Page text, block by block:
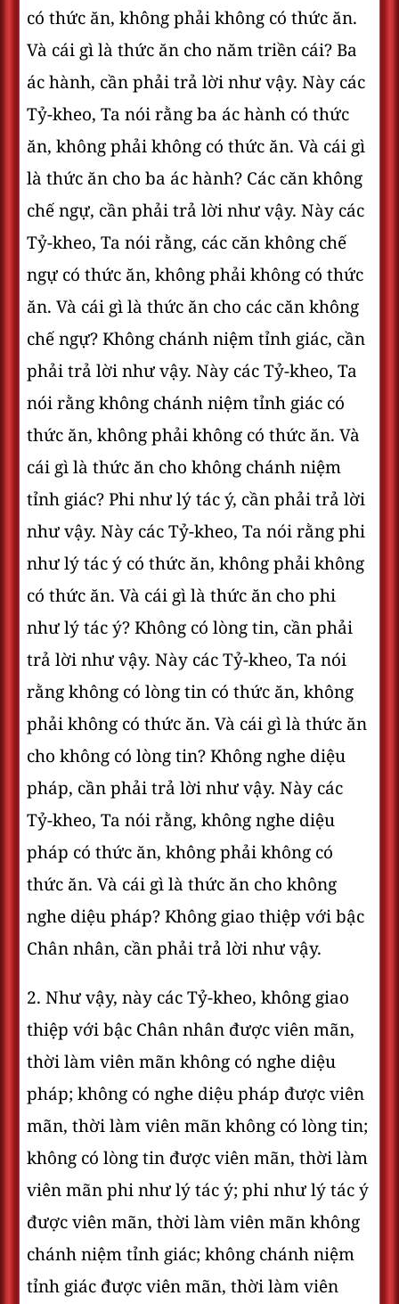
có thức ăn, không phải không có thức ăn.
Và cái gì là thức ăn cho năm triền cái? Ba
ác hành, cần phải trả lời như vậy. Này các
Tỷ-kheo, Ta nói rằng ba ác hành có thức
ăn, không phải không có thức ăn. Và cái gì
là thức ăn cho ba ác hành? Các căn không
chế ngự, cần phải trả lời như vậy. Này các
Tỷ-kheo, Ta nói rằng, các căn không chế
ngự có thức ăn, không phải không có thức
ăn. Và cái gì là thức ăn cho các căn không
chế ngự? Không chánh niệm tỉnh giác, cần
phải trả lời như vậy. Này các Tỷ-kheo, Ta
nói rằng không chánh niệm tỉnh giác có
thức ăn, không phải không có thức ăn. Và
cái gì là thức ăn cho không chánh niệm
tỉnh giác? Phi như lý tác ý, cần phải trả lời
như vậy. Này các Tỷ-kheo, Ta nói rằng phi
như lý tác ý có thức ăn, không phải không
có thức ăn. Và cái gì là thức ăn cho phi
như lý tác ý? Không có lòng tin, cần phải
trả lời như vậy. Này các Tỷ-kheo, Ta nói
rằng không có lòng tin có thức ăn, không
phải không có thức ăn. Và cái gì là thức ăn
cho không có lòng tin? Không nghe diệu
pháp, cần phải trả lời như vậy. Này các
Tỷ-kheo, Ta nói rằng, không nghe diệu
pháp có thức ăn, không phải không có
thức ăn. Và cái gì là thức ăn cho không
nghe diệu pháp? Không giao thiệp với bậc
Chân nhân, cần phải trả lời như vậy.
2. Như vậy, này các Tỷ-kheo, không giao
thiệp với bậc Chân nhân được viên mãn,
thời làm viên mãn không có nghe diệu
pháp; không có nghe diệu pháp được viên
mãn, thời làm viên mãn không có lòng tin;
không có lòng tin được viên mãn, thời làm
viên mãn phi như lý tác ý; phi như lý tác ý
được viên mãn, thời làm viên mãn không
chánh niệm tỉnh giác; không chánh niệm
tỉnh giác được viên mãn, thời làm viên